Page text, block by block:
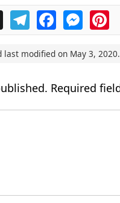
X TelegramFacebook
last modified on May 3, 2020.
Required